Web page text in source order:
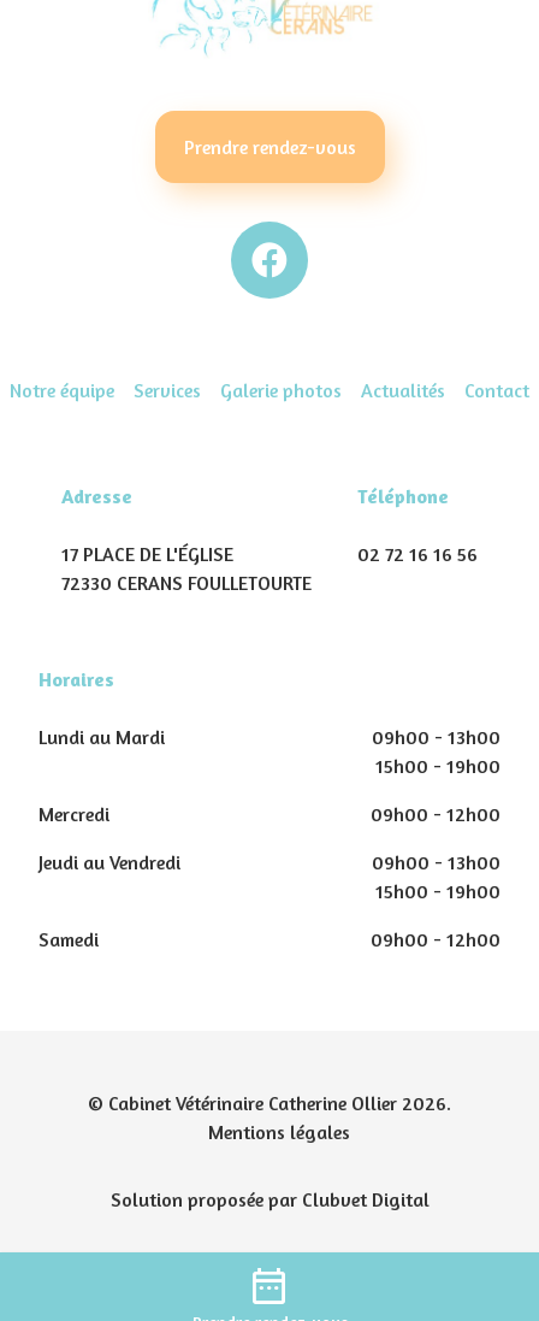
date_range
Prendre rendez-vous
Notre équipe Services Galerie photos Actualités Contact
Adresse
17 PLACE DE L'ÉGLISE
72330 CERANS FOULLETOURTE
Téléphone
02 72 16 16 56
Horaires
Lundi au Mardi
09h00 - 13h00
15h00 - 19h00
Mercredi
09h00 - 12h00
Jeudi au Vendredi
09h00 - 13h00
15h00 - 19h00
Samedi
09h00 - 12h00
© Cabinet Vétérinaire Catherine Ollier 2026.
Mentions légales
Solution proposée par Clubvet Digital